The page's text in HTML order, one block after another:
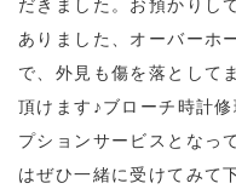
だきました。お預かりし
ありました、オーバーホ
で、外見も傷を落として
頂けます♪ブローチ時計
プションサービスとなっ
はぜひ一緒に受けてみて